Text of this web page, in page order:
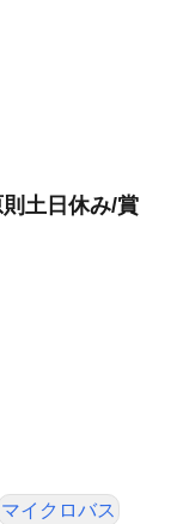
土日休み/賞
マイクロバス